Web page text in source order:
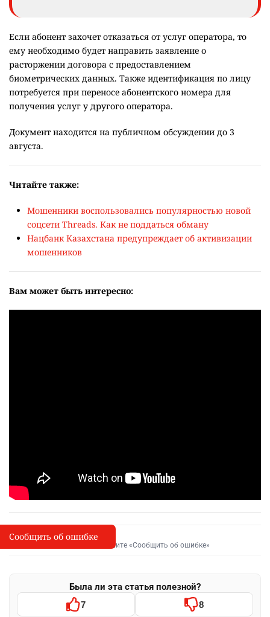
Если абонент захочет отказаться от услуг оператора, то
ему необходимо будет направить заявление о
расторжении договора с предоставлением
биометрических данных. Также идентификация по лицу
потребуется при переносе абонентского номера для
получения услуг у другого оператора.
Документ находится на публичном обсуждении до 3
августа.
Читайте также:
Мошенники воспользовались популярностью новой
соцсети Threads. Как не поддаться обману
Нацбанк Казахстана предупреждает об активизации
мошенников
Вам может быть интересно:
I
Сообщить об опечатке
Выделите фрагмент и нажмите «Сообщить об ошибке»
Была ли эта статья полезной?
7 8
Сообщить об ошибке